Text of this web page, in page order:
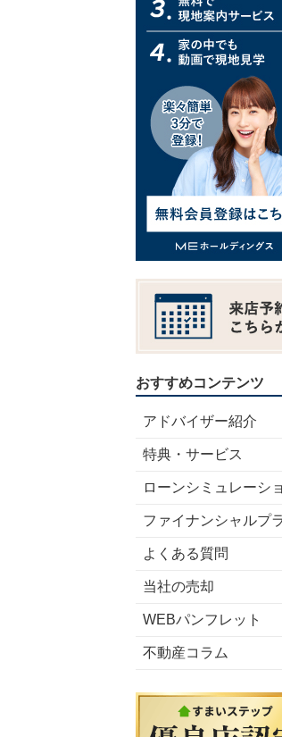
おすすめコンテンツ
アドバイザー紹介
特典・サービス
ローンシミュレーシ
ファイナンシャルプ
よくある質問
当社の売却
WEBパンフレット
不動産コラム